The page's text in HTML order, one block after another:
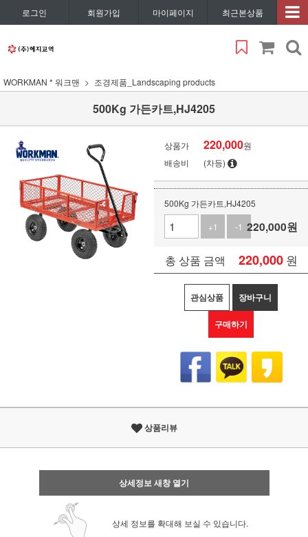
로그인 회원가입 마이페이지 최근본상품
WORKMAN * 워크맨 조경제품_Landscaping products
500Kg 가든카트,HJ4205
상품가 220,000원
배송비
(차등)
500Kg 가든카트,HJ4205
+1
-1 220,000원
총 상품 금액 220,000 원
관심상품 장바구니
구매하기
상품리뷰
상세정보 새창 열기
상세 정보를 확대해 보실 수 있습니다.